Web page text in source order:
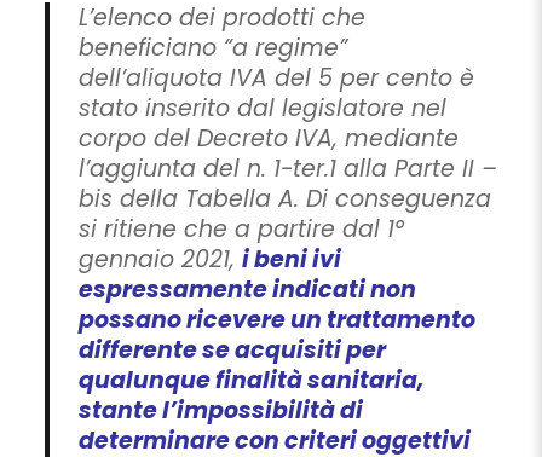
L’elenco dei prodotti che
beneficiano “a regime”
dell’aliquota IVA del 5 per cento è
stato inserito dal legislatore nel
corpo del Decreto IVA, mediante
l’aggiunta del n. 1-ter.1 alla Parte II –
bis della Tabella A. Di conseguenza
si ritiene che a partire dal 1°
gennaio 2021, i beni ivi
espressamente indicati non
possano ricevere un trattamento
differente se acquisiti per
qualunque finalità sanitaria,
stante l’impossibilità di
determinare con criteri oggettivi